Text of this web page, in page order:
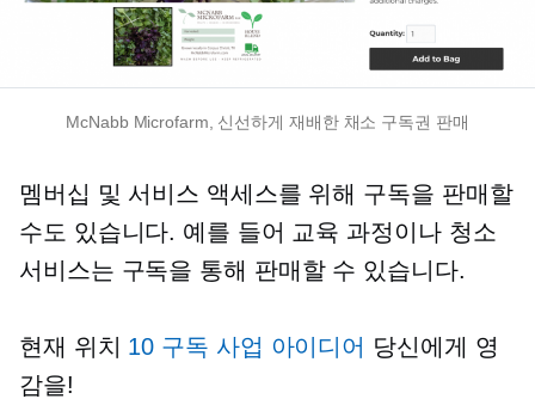
McNabb Microfarm, 신선하게 재배한 채소 구독권 판매
멤버십 및 서비스 액세스를 위해 구독을 판매할
수도 있습니다. 예를 들어 교육 과정이나 청소
서비스는 구독을 통해 판매할 수 있습니다.
현재 위치 10 구독 사업 아이디어 당신에게 영
감을!